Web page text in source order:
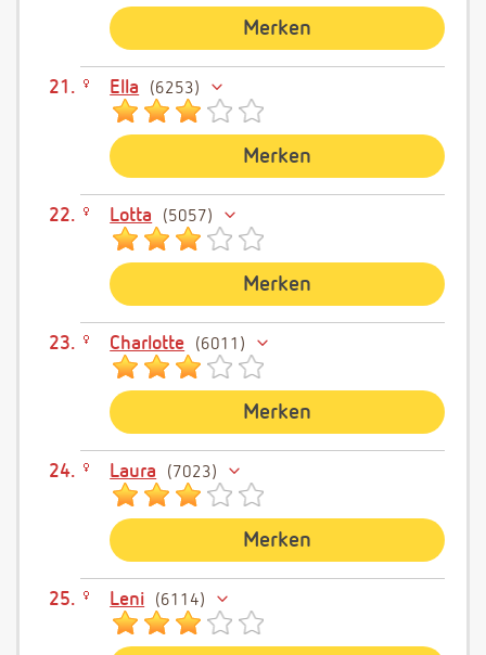
Merken
Ella 6253
Merken
Lotta 5057
Merken
Charlotte 6011
Merken
Laura 7023
Merken
Leni 6114